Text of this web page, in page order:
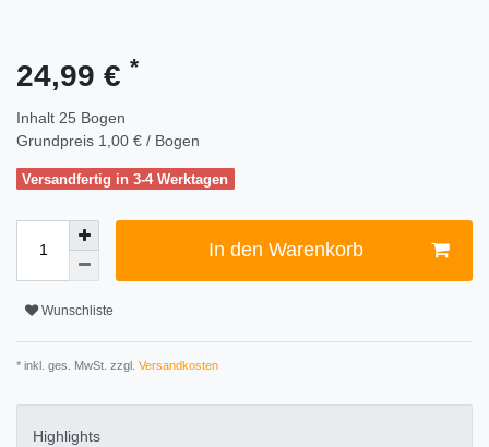
24,99 € *
Inhalt 25 Bogen
Grundpreis 1,00 € / Bogen
Versandfertig in 3-4 Werktagen
In den Warenkorb
Wunschliste
* inkl. ges. MwSt. zzgl. Versandkosten
Highlights